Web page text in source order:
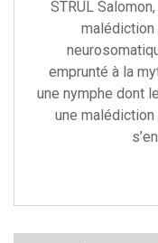
STRUL
malédiction
emprunté à la
une nymphe dont
une